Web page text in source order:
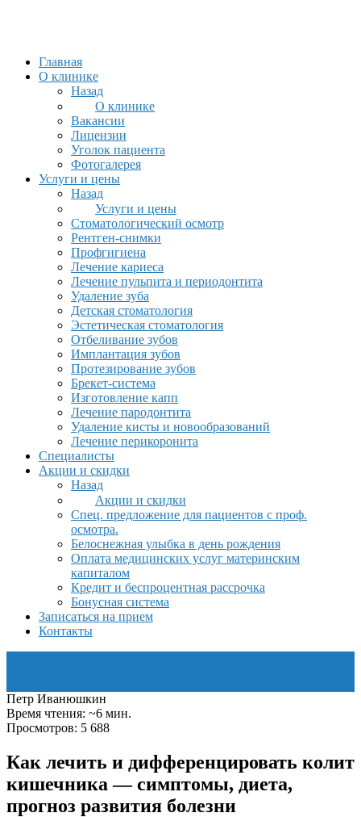
Главная
О клинике
Назад
О клинике
Вакансии
Лицензии
Уголок пациента
Фотогалерея
Услуги и цены
Назад
Услуги и цены
Стоматологический осмотр
Рентген-снимки
Профгигиена
Лечение кариеса
Лечение пульпита и периодонтита
Удаление зуба
Детская стоматология
Эстетическая стоматология
Отбеливание зубов
Имплантация зубов
Протезирование зубов
Брекет-система
Изготовление капп
Лечение пародонтита
Удаление кисты и новообразований
Лечение перикоронита
Специалисты
Акции и скидки
Назад
Акции и скидки
Спец. предложение для пациентов с проф.
осмотра.
Белоснежная улыбка в день рождения
Оплата медицинских услуг материнским
капиталом
Кредит и беспроцентная рассрочка
Бонусная система
Записаться на прием
Контакты
Петр Иванюшкин
Время чтения: ~6 мин.
Просмотров: 5 688
Как лечить и дифференцировать колит
кишечника — симптомы, диета,
прогноз развития болезни